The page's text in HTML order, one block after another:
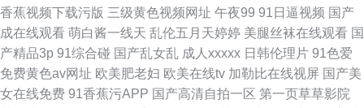
香蕉视频下载污版 三级黄色视频网址 午夜99 91日逼视频 国产
成在线观看 萌白酱一线天 乱伦五月天婷婷 美腿丝袜在线观看 国
产精品3p 91综合碰 国产乱女乱 成人xxxxx 日韩伦理片 91色爱
免费黄色av网址 欧美肥老妇 欧美在线tv 加勒比在线视屏 国产美
女在线免费 91香蕉污APP 国产高清自拍一区 第一页草草影院